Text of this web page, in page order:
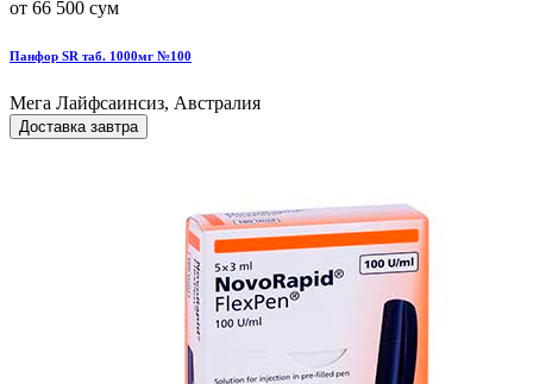
от 66 500 сум
Панфор SR таб. 1000мг №100
Мега Лайфсаинсиз, Австралия
Доставка завтра